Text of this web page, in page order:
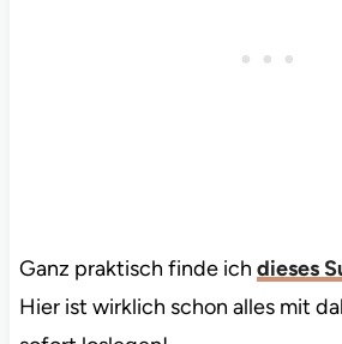
Ganz praktisch finde ich dieses
Hier ist wirklich schon alles mit